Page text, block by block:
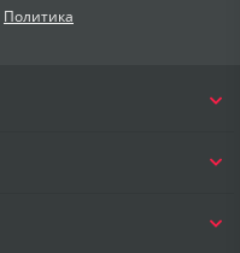
Политика